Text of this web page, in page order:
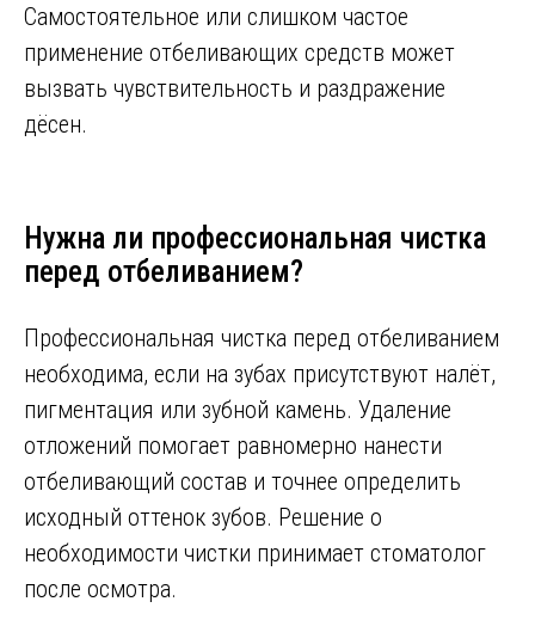
Самостоятельное или слишком частое
применение отбеливающих средств может
вызвать чувствительность и раздражение
дёсен.
Нужна ли профессиональная чистка
перед отбеливанием?
Профессиональная чистка перед отбеливанием
необходима, если на зубах присутствуют налёт,
пигментация или зубной камень. Удаление
отложений помогает равномерно нанести
отбеливающий состав и точнее определить
исходный оттенок зубов. Решение о
необходимости чистки принимает стоматолог
после осмотра.